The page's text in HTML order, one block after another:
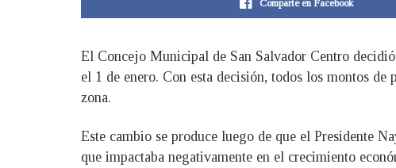
Comparte en Facebook
El Concejo Municipal de San Salvador Centro
el 1 de enero. Con esta decisión, todos los montos
zona.
Este cambio se produce luego de que el Presidente
que impactaba negativamente en el crecimiento